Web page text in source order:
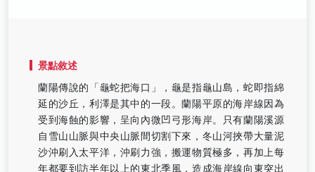
景點敘述
蘭陽傳說的「龜蛇把海口」，龜是指龜山島，蛇即指綿
延的沙丘，利澤是其中的一段。蘭陽平原的海岸線因為
受到海蝕的影響，呈向內微凹弓形海岸。只有蘭陽溪源
自雪山山脈與中央山脈間切割下來，冬山河挾帶大量泥
沙沖刷入太平洋，沖刷力強，搬運物質極多，再加上每
年都要到訪半年以上的東北季風，造成海岸線向東突出